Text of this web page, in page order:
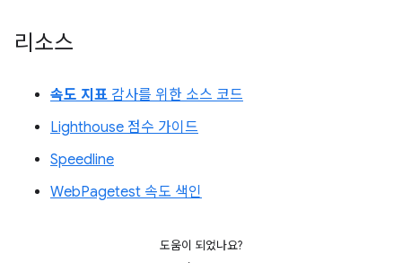
리소스
속도 지표 감사를 위한 소스 코드
Lighthouse 점수 가이드
Speedline
WebPagetest 속도 색인
도움이 되었나요?